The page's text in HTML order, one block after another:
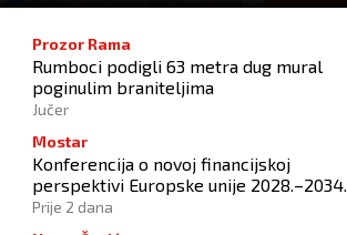
Prozor Rama
Rumboci podigli 63 metra dug mural
poginulim braniteljima
Jučer
Mostar
Konferencija o novoj financijskoj
perspektivi Europske unije 2028.–2034.
Prije 2 dana